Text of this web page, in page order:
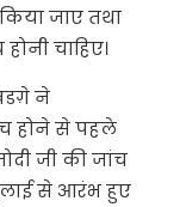
जाए तथा
चाहिए।
ने
होने से पहले
जी की जांच
से आरंभ हुए